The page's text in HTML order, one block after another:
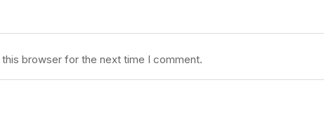
browser for the next time I comment.